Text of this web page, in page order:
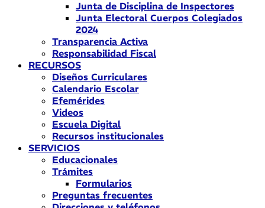
Junta de Disciplina de Inspectores
Junta Electoral Cuerpos Colegiados
2024
Transparencia Activa
Responsabilidad Fiscal
RECURSOS
Diseños Curriculares
Calendario Escolar
Efemérides
Videos
Escuela Digital
Recursos institucionales
SERVICIOS
Educacionales
Trámites
Formularios
Preguntas frecuentes